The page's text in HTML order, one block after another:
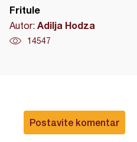
Fritule
Autor: Adilja Hodza
14547
Postavite komentar